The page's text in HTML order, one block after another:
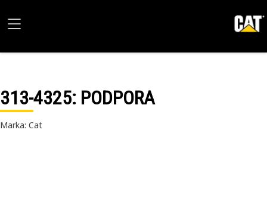
313-4325: PODPORA
Marka: Cat